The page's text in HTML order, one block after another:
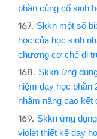
phần củng cố sinh
Skkn một số
học của học sinh
chương cơ chế di
Skkn ứng
niệm dạy học phần
nhằm nâng cao kết
Skkn ứng
violet thiết kế dạy